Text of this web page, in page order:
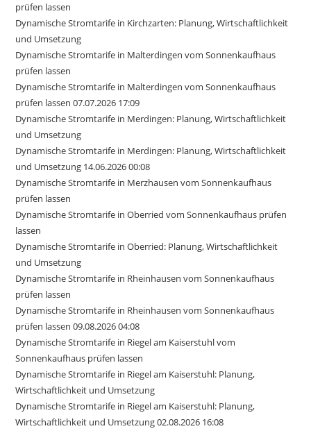
prüfen lassen
Dynamische Stromtarife in Kirchzarten: Planung, Wirtschaftlichkeit
und Umsetzung
Dynamische Stromtarife in Malterdingen vom Sonnenkaufhaus
prüfen lassen
Dynamische Stromtarife in Malterdingen vom Sonnenkaufhaus
prüfen lassen 07.07.2026 17:09
Dynamische Stromtarife in Merdingen: Planung, Wirtschaftlichkeit
und Umsetzung
Dynamische Stromtarife in Merdingen: Planung, Wirtschaftlichkeit
und Umsetzung 14.06.2026 00:08
Dynamische Stromtarife in Merzhausen vom Sonnenkaufhaus
prüfen lassen
Dynamische Stromtarife in Oberried vom Sonnenkaufhaus prüfen
lassen
Dynamische Stromtarife in Oberried: Planung, Wirtschaftlichkeit
und Umsetzung
Dynamische Stromtarife in Rheinhausen vom Sonnenkaufhaus
prüfen lassen
Dynamische Stromtarife in Rheinhausen vom Sonnenkaufhaus
prüfen lassen 09.08.2026 04:08
Dynamische Stromtarife in Riegel am Kaiserstuhl vom
Sonnenkaufhaus prüfen lassen
Dynamische Stromtarife in Riegel am Kaiserstuhl: Planung,
Wirtschaftlichkeit und Umsetzung
Dynamische Stromtarife in Riegel am Kaiserstuhl: Planung,
Wirtschaftlichkeit und Umsetzung 02.08.2026 16:08